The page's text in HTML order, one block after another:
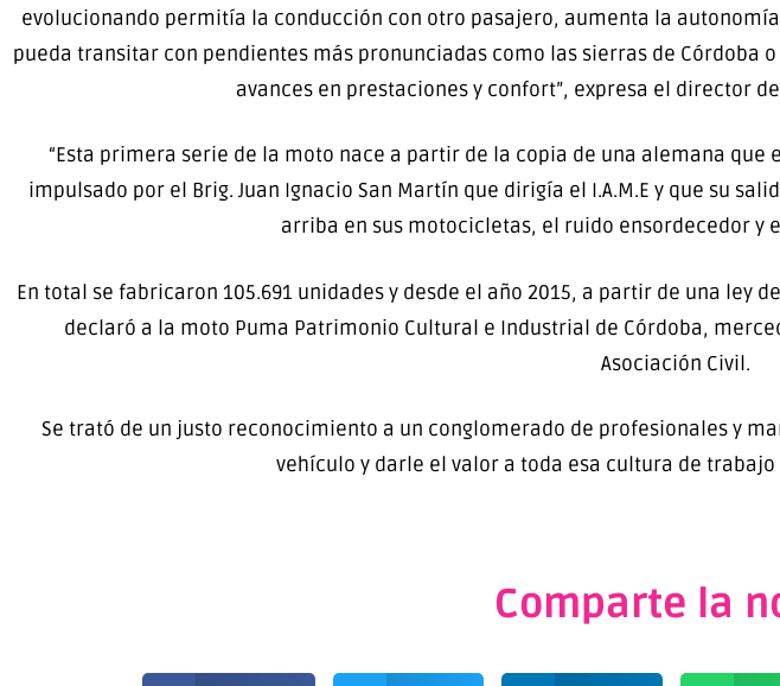
evolucionando permitía la conducción con otro pasajero, aumenta la
pueda transitar con pendientes más pronunciadas como las sierras de Córdoba
avances en prestaciones y confort”, expresa el director
“Esta primera serie de la moto nace a partir de la copia de una alemana
impulsado por el Brig. Juan Ignacio San Martín que dirigía el I.A.M.E y que su
arriba en sus motocicletas, el ruido ensordecedor y
En total se fabricaron 105.691 unidades y desde el año 2015, a partir de una ley
declaró a la moto Puma Patrimonio Cultural e Industrial de Córdoba,
Asociación Civil.
Se trató de un justo reconocimiento a un conglomerado de profesionales y
vehículo y darle el valor a toda esa cultura de
Comparte la